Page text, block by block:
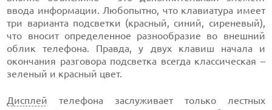
ввода информации. Любопытно, что клавиатура имеет
три варианта подсветки (красный, синий, сиреневый),
что вносит определенное разнообразие во внешний
облик телефона. Правда, у двух клавиш начала и
окончания разговора подсветка всегда классическая –
зеленый и красный цвет.
Дисплей телефона заслуживает только лестных